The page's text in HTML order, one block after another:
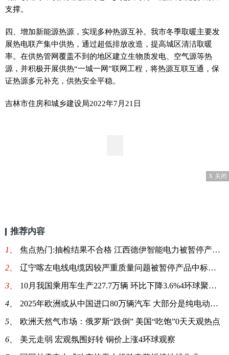
支撑。
四、增加新能源热源，实现多种热源互补。我市冬季取暖主要发
展热电联产集中供热，通过超低排放改造，提高城区清洁取暖
率。在供热管网覆盖不到的地区建立生物质发电、空气源等热
源，并积极开展供热“一城一网”联网工程，将热源互联互通，保
证热源多元补充，供热安全平稳。
吉林市住房和城乡建设局2022年7月21日
X 关闭
推荐内容
1、 焦点热门:抽检结果不合格 江西德伊智能电力被暂停产品中标资格6个月
2、 辽宁喀左电线电缆因较严重质量问题被暂停产品中标资格6个月2每日观点
3、 10月我国乘用车生产227.7万辆 环比下降3.6%4环球聚看点
4、 2025年欧洲或从中国进口80万辆汽车 大部分是纯电动汽车
5、 欧洲天然气市场：俄罗斯“跌倒” 美国“吃饱”0天天观热点
6、 美元走弱 宏观氛围好转 铜价上涨4环球观察